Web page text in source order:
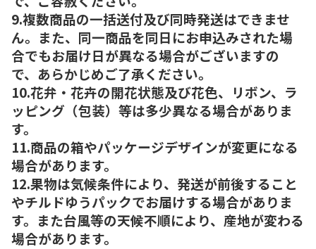
9.複数商品の一括送付及び同時発送はできませ
ん。また、同一商品を同日にお申込みされた場
合でもお届け日が異なる場合がございますの
で、あらかじめご了承ください。
10.花弁・花卉の開花状態及び花色、リボン、ラ
ッピング（包装）等は多少異なる場合がありま
す。
11.商品の箱やパッケージデザインが変更になる
場合があります。
12.果物は気候条件により、発送が前後すること
やチルドゆうパックでお届けする場合がありま
す。また台風等の天候不順により、産地が変わる
場合があります。